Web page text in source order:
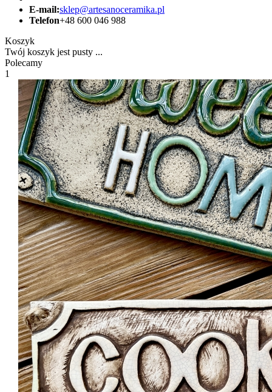
E-mail:sklep@artesanoceramika.pl
Telefon+48 600 046 988
Koszyk
Twój koszyk jest pusty ...
Polecamy
1